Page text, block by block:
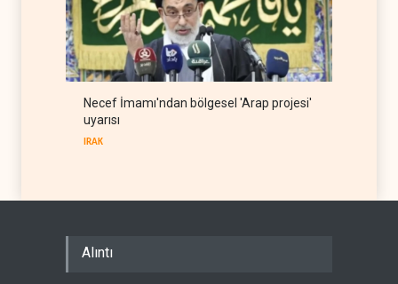
Necef İmamı'ndan bölgesel 'Arap projesi'
uyarısı
IRAK
Alıntı